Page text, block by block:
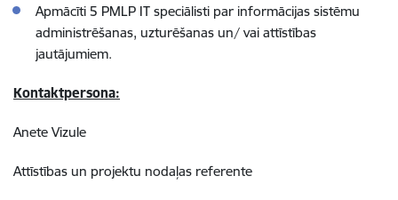
Apmācīti 5 PMLP IT speciālisti par informācijas sistēmu
administrēšanas, uzturēšanas un/ vai attīstības
jautājumiem.
Kontaktpersona:
Anete Vizule
Attīstības un projektu nodaļas referente